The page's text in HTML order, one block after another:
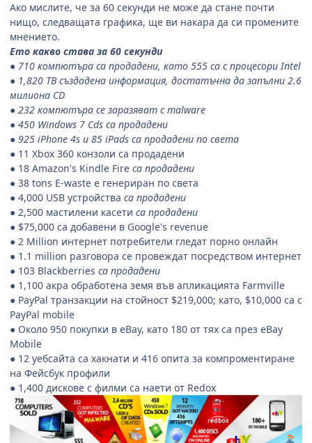
Ако мислите, че за 60 секунди не може да стане почти
нищо, следващата графика, ще ви накара да си промените
мнението.
Ето какво става за 60 секунди
● 710 компютъра са продадени, като 555 са с процесори Intel
● 1,820 TB създадена информация, достатъчна да запълни 2.6
милиона CD
● 232 компютъра се заразяват с malware
● 450 Windows 7 Cds са продадени
● 925 iPhone 4s и 85 iPads са продадени по света
● 11 Xbox 360 конзоли са продадени
● 18 Amazon's Kindle Fire са продадени
● 38 tons E-waste е генериран по света
● 4,000 USB устройства са продадени
● 2,500 мастилени касети са продадени
● $75,000 са добавени в Google's revenue
● 2 Million интернет потребители гледат порно онлайн
● 1.1 million разговора се провеждат посредством интернет
● 103 Blackberries са продадени
● 1,100 акра обработена земя във апликацията Farmville
● PayPal транзакции на стойност $219,000; като, $10,000 са с
PayPal mobile
● Около 950 покупки в eBay, като 180 от тях са през eBay
Mobile
● 12 уебсайта са хакнати и 416 опита за компроментиране
на Фейсбук профили
● 1,400 дискове с филми са наети от Redox